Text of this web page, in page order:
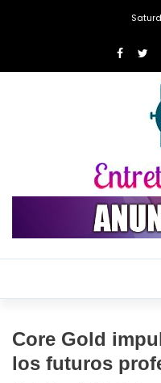
Core Gold
los futuros